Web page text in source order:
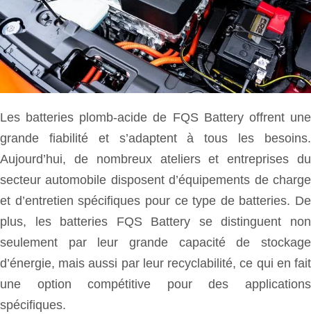
Les batteries plomb-acide de FQS Battery offrent une
grande fiabilité et s’adaptent à tous les besoins.
Aujourd’hui, de nombreux ateliers et entreprises du
secteur automobile disposent d’équipements de charge
et d’entretien spécifiques pour ce type de batteries. De
plus, les batteries FQS Battery se distinguent non
seulement par leur grande capacité de stockage
d’énergie, mais aussi par leur recyclabilité, ce qui en fait
une option compétitive pour des applications
spécifiques.